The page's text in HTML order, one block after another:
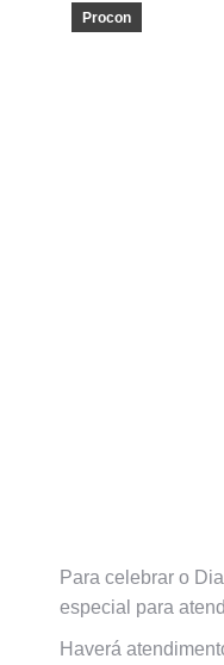
Procon
Para celebrar o
especial para
Haverá